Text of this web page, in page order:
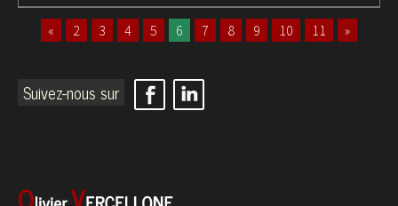
« 2 3 4 5 6 7 8 9 10 11 »
Suivez-nous sur